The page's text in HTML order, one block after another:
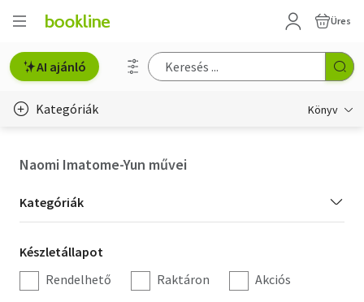
Üres
AI ajánló
Kategóriák Könyv
Hobbi, szabadidő
Irodalom
Naomi Imatome-Yun művei
Kategória
szűrés
Kategóriák
Készletállapot
szűrés
Készletállapot
Rendelhető
Raktáron Akciós